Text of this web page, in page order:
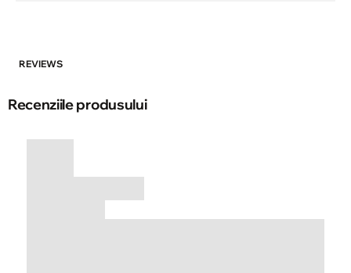
REVIEWS
Recenziile produsului